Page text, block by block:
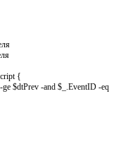
{
-ge $dtPrev -and $_ EventID -eq